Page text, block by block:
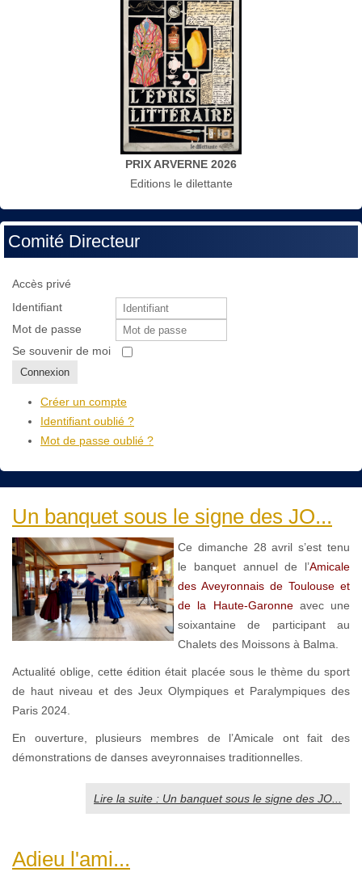
PRIX ARVERNE 2026
Editions le dilettante
Comité Directeur
Accès privé
Identifiant
Mot de passe
Se souvenir de moi
Connexion
Créer un compte
Identifiant oublié ?
Mot de passe oublié ?
Un banquet sous le signe des JO...
Ce dimanche 28 avril s’est tenu
le banquet annuel de l’Amicale
des Aveyronnais de Toulouse et
de la Haute-Garonneavec une
soixantaine de participant au
Chalets des Moissons à Balma.
Actualité oblige, cette édition était placée sous le thème du sport
de haut niveau et des Jeux Olympiques et Paralympiques des
Paris 2024.
En ouverture, plusieurs membres de l’Amicale ont fait des
démonstrations de danses aveyronnaises traditionnelles.
Lire la suite : Un banquet sous le signe des JO...
Adieu l'ami...